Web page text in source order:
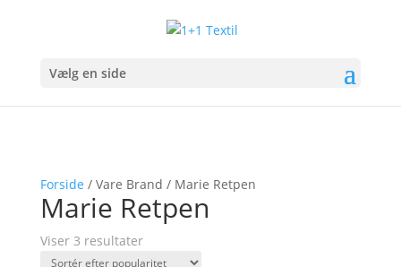
Vælg en side
Forside / Vare Brand / Marie Retpen
Marie Retpen
Viser 3 resultaterSorteret
efter